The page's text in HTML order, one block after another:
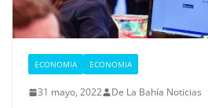
ECONOMIA ECONOMIA
31 mayo, 2022 De La Bahía Noticias